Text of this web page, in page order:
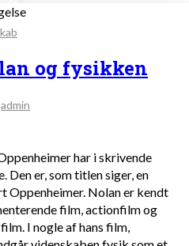
og fysikken
admin
har i skrivende
Den er, som titlen siger, en
Oppenheimer. Nolan er kendt
film, actionfilm og
I nogle af hans film,